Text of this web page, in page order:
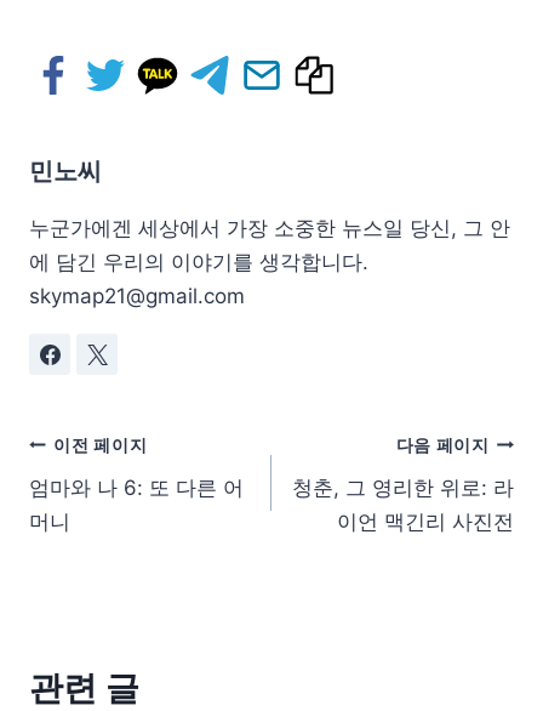
민노씨
누군가에겐 세상에서 가장 소중한 뉴스일 당신, 그 안
에 담긴 우리의 이야기를 생각합니다.
skymap21@gmail.com
이전 페이지
엄마와 나 6: 또 다른 어
머니
다음 페이지
청춘, 그 영리한 위로: 라
이언 맥긴리 사진전
관련 글